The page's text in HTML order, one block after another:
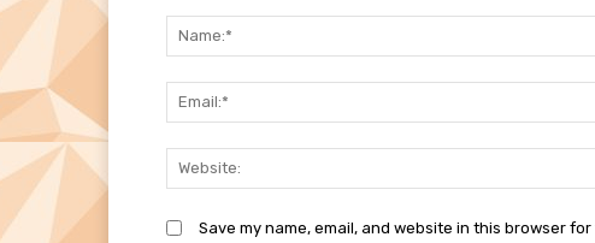
Save my name, email, and website in this browser